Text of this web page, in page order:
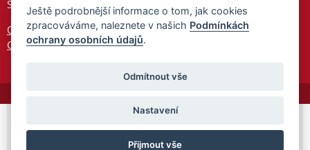
So 9-11:30
Ochrana osobních údajů
Cookies
© 2026 Tajnedarky.cz -Partnerský
Ještě podrobnější informace o tom, jak cookies
zpracováváme, naleznete v našich Podmínkách
ochrany osobních údajů.
Odmítnout vše
Nastavení
Přijmout vše